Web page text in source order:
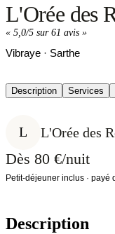
L'Orée des
« 5,0/5 sur 61 avis »
Vibraye · Sarthe
Description Services
L L'Orée des
Dès 80 €/nuit
Petit-déjeuner inclus · payé
Description